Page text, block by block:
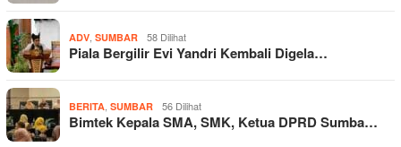
ADV, SUMBAR 58 Dilihat
Piala Bergilir Evi Yandri Kembali Digela…
BERITA, SUMBAR 56 Dilihat
Bimtek Kepala SMA, SMK, Ketua DPRD Sumba…